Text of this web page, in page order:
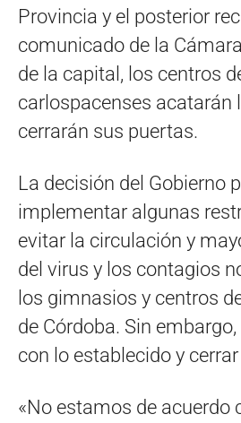
Provincia y el posterior
comunicado de la
de la capital, los centros
carlospacenses acatarán
cerrarán sus puertas.
La decisión del Gobierno
implementar algunas
evitar la circulación y
del virus y los contagios
los gimnasios y centros
de Córdoba. Sin
con lo establecido y
«No estamos de acuerdo